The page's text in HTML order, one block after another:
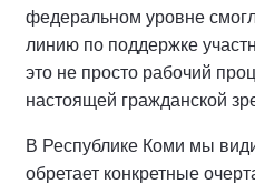
федеральном уровне
линию по поддержке
это не просто рабочий
настоящей гражданской
В Республике Коми мы
обретает конкретные